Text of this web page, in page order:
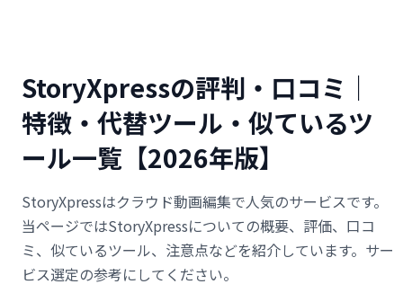
StoryXpressの評判・口コミ｜
特徴・代替ツール・似ているツ
ール一覧【2026年版】
StoryXpressはクラウド動画編集で人気のサービスです。
当ページではStoryXpressについての概要、評価、口コ
ミ、似ているツール、注意点などを紹介しています。サー
ビス選定の参考にしてください。